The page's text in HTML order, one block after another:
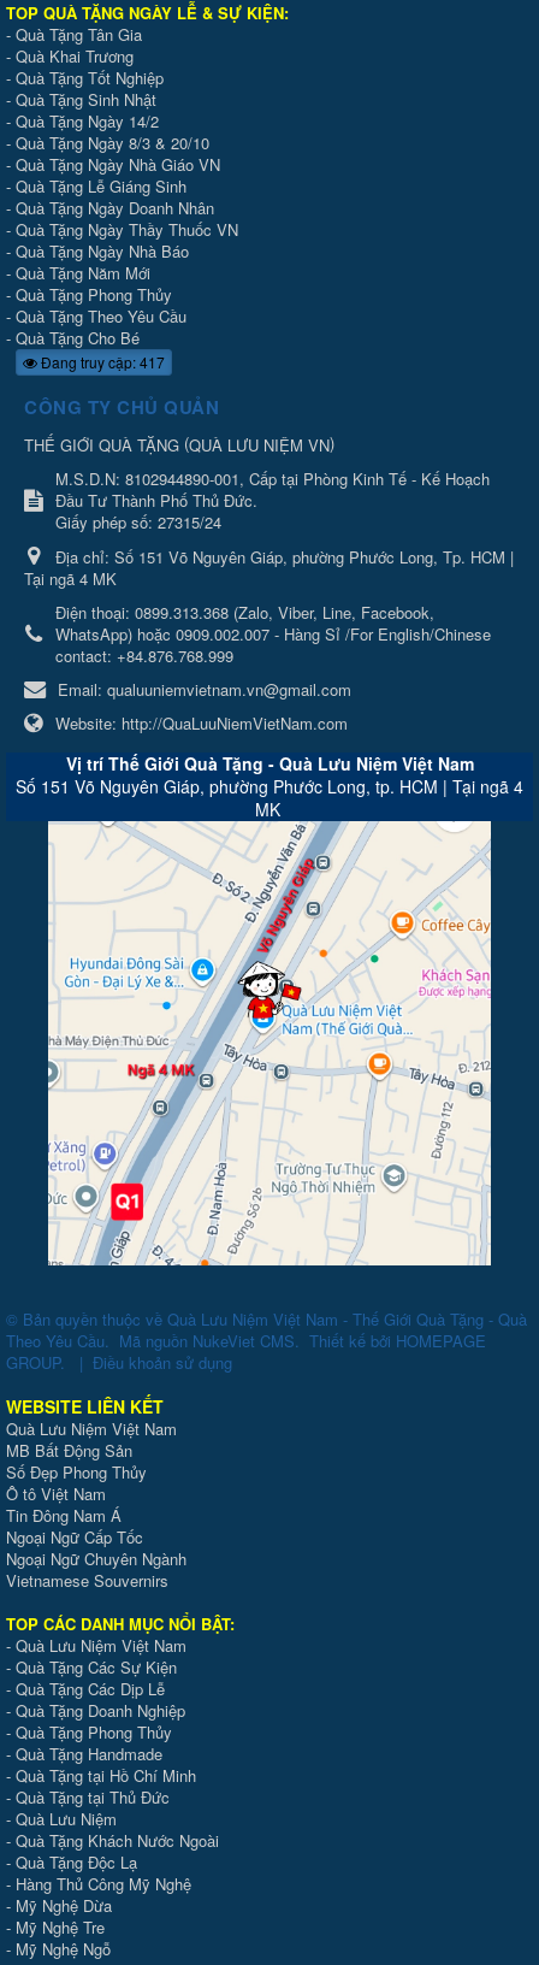
TOP QUÀ TẶNG NGÀY LỄ & SỰ KIỆN:
- Quà Tặng Tân Gia
- Quà Khai Trương
- Quà Tặng Tốt Nghiệp
- Quà Tặng Sinh Nhật
- Quà Tặng Ngày 14/2
- Quà Tặng Ngày 8/3 & 20/10
- Quà Tặng Ngày Nhà Giáo VN
- Quà Tặng Lễ Giáng Sinh
- Quà Tặng Ngày Doanh Nhân
- Quà Tặng Ngày Thầy Thuốc VN
- Quà Tặng Ngày Nhà Báo
- Quà Tặng Năm Mới
- Quà Tặng Phong Thủy
- Quà Tặng Theo Yêu Cầu
- Quà Tặng Cho Bé
Đang truy cập: 417
CÔNG TY CHỦ QUẢN
THẾ GIỚI QUÀ TẶNG (QUÀ LƯU NIỆM VN)
M.S.D.N: 8102944890-001, Cấp tại Phòng Kinh Tế - Kế Hoạch
Đầu Tư Thành Phố Thủ Đức.
Giấy phép số: 27315/24
Địa chỉ: Số 151 Võ Nguyên Giáp, phường Phước Long, Tp. HCM |
Tại ngã 4 MK
Điện thoại: 0899.313.368 (Zalo, Viber, Line, Facebook,
WhatsApp) hoặc 0909.002.007 - Hàng Sỉ /For English/Chinese
contact: +84.876.768.999
Email: qualuuniemvietnam.vn@gmail.com
Website: http://QuaLuuNiemVietNam.com
Vị trí Thế Giới Quà Tặng - Quà Lưu Niệm Việt Nam
Số 151 Võ Nguyên Giáp, phường Phước Long, tp. HCM | Tại ngã 4
MK
© Bản quyền thuộc về Quà Lưu Niệm Việt Nam - Thế Giới Quà Tặng - Quà
Theo Yêu Cầu. Mã nguồn NukeViet CMS. Thiết kế bởi HOMEPAGE
GROUP. | Điều khoản sử dụng
WEBSITE LIÊN KẾT
Quà Lưu Niệm Việt Nam
MB Bất Động Sản
Số Đẹp Phong Thủy
Ô tô Việt Nam
Tin Đông Nam Á
Ngoại Ngữ Cấp Tốc
Ngoại Ngữ Chuyên Ngành
Vietnamese Souvernirs
TOP CÁC DANH MỤC NỔI BẬT:
- Quà Lưu Niệm Việt Nam
- Quà Tặng Các Sự Kiện
- Quà Tặng Các Dịp Lễ
- Quà Tặng Doanh Nghiệp
- Quà Tặng Phong Thủy
- Quà Tặng Handmade
- Quà Tặng tại Hồ Chí Minh
- Quà Tặng tại Thủ Đức
- Quà Lưu Niệm
- Quà Tặng Khách Nước Ngoài
- Quà Tặng Độc Lạ
- Hàng Thủ Công Mỹ Nghệ
- Mỹ Nghệ Dừa
- Mỹ Nghệ Tre
- Mỹ Nghệ Ngỗ